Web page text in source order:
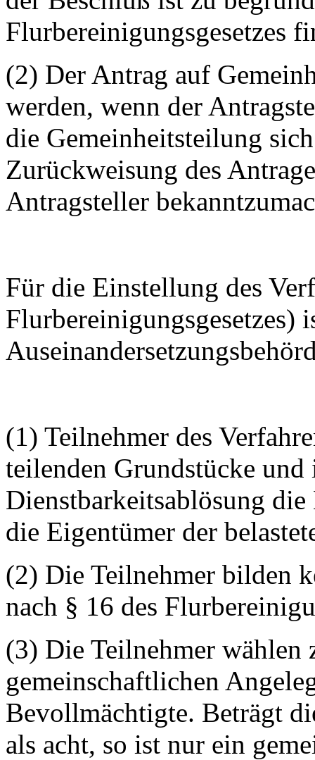
Flurbereinigungsgesetzes
(2) Der Antrag auf
werden, wenn der
die Gemeinheitsteilung
Zurückweisung des
Antragsteller
Für die Einstellung des
Flurbereinigungsgesetzes)
(1) Teilnehmer des
teilenden Grundstücke und
Dienstbarkeitsablösung
die Eigentümer der
(2) Die Teilnehmer bilden
nach § 16 des
(3) Die Teilnehmer wählen
gemeinschaftlichen
Bevollmächtigte. Beträgt
als acht, so ist nur ein